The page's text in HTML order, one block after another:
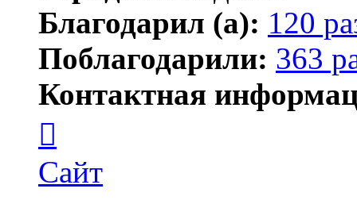
Благодарил (а): 120
Поблагодарили: 363
Контактная
пользователя
Тигирь
Сайт